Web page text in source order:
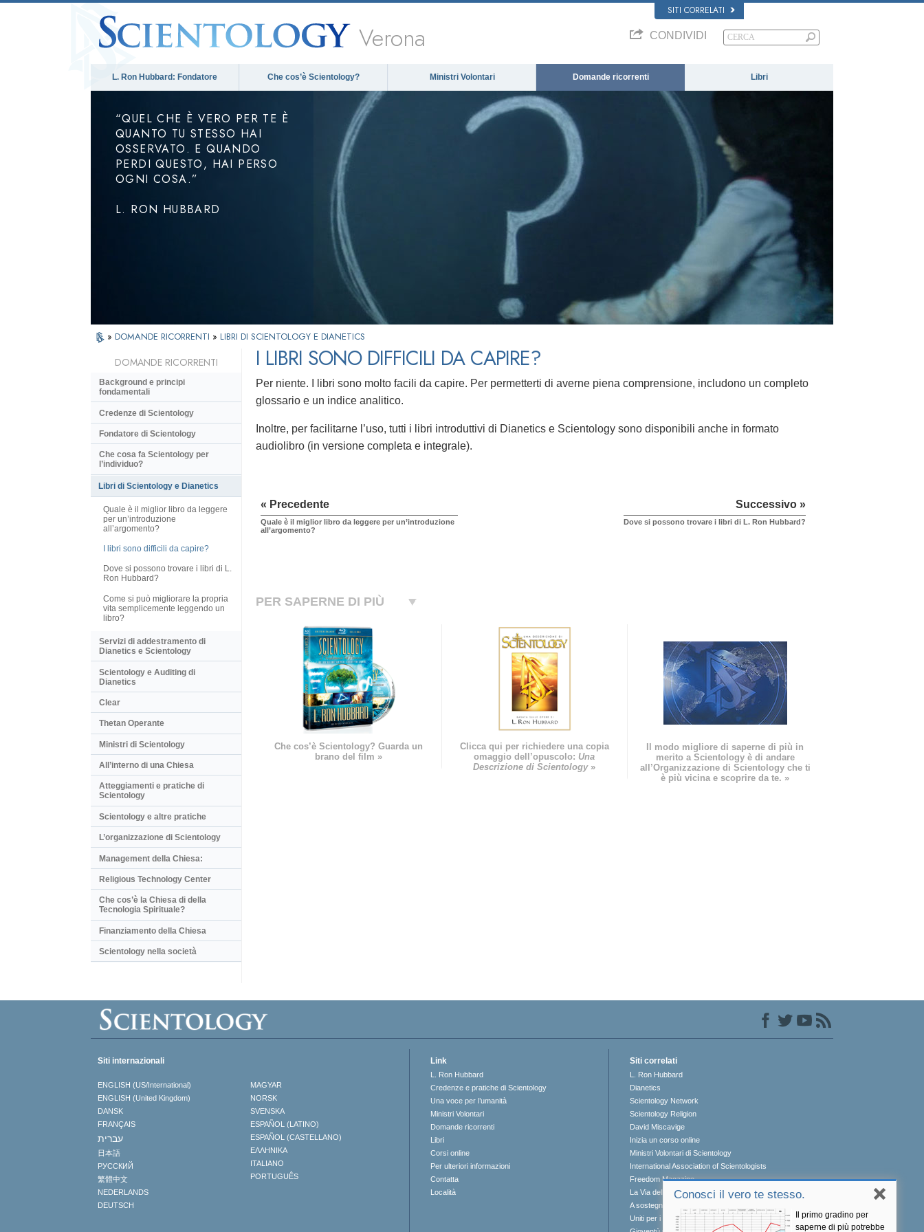
SITI CORRELATI
Verona CONDIVIDI
L. Ron Hubbard: Fondatore Che cos’è Scientology? Ministri Volontari Domande ricorrenti Libri
“QUEL CHE È VERO PER TE È
QUANTO TU STESSO HAI
OSSERVATO. E QUANDO
PERDI QUESTO, HAI PERSO
OGNI COSA.”
L. RON HUBBARD
» DOMANDE RICORRENTI » LIBRI DI SCIENTOLOGY E DIANETICS
I LIBRI SONO DIFFICILI DA CAPIRE?
Per niente. I libri sono molto facili da capire. Per permetterti di averne piena comprensione, includono un completo
glossario e un indice analitico.
Inoltre, per facilitarne l’uso, tutti i libri introduttivi di Dianetics e Scientology sono disponibili anche in formato
audiolibro (in versione completa e integrale).
« Precedente
Quale è il miglior libro da leggere per un’introduzione
all’argomento?
Successivo »
Dove si possono trovare i libri di L. Ron Hubbard?
PER SAPERNE DI PIÙ
Che cos’è Scientology? Guarda un
brano del film »
Clicca qui per richiedere una copia
omaggio dell’opuscolo: Una
Descrizione di Scientology»
Il modo migliore di saperne di più in
merito a Scientology è di andare
all’Organizzazione di Scientology che ti
è più vicina e scoprire da te. »
DOMANDE RICORRENTI
Background e principi
fondamentali
Credenze di Scientology
Fondatore di Scientology
Che cosa fa Scientology per
l’individuo?
Libri di Scientology e Dianetics
Quale è il miglior libro da leggere
per un’introduzione
all’argomento?
I libri sono difficili da capire?
Dove si possono trovare i libri di L.
Ron Hubbard?
Come si può migliorare la propria
vita semplicemente leggendo un
libro?
Servizi di addestramento di
Dianetics e Scientology
Scientology e Auditing di
Dianetics
Clear
Thetan Operante
Ministri di Scientology
All’interno di una Chiesa
Atteggiamenti e pratiche di
Scientology
Scientology e altre pratiche
L’organizzazione di Scientology
Management della Chiesa:
Religious Technology Center
Che cos’è la Chiesa di della
Tecnologia Spirituale?
Finanziamento della Chiesa
Scientology nella società
Conosci il vero te stesso.
Il primo gradino per
saperne di più potrebbe
Siti internazionali
ENGLISH (US/International)
ENGLISH (United Kingdom)
DANSK
FRANÇAIS
עברית
日本語
РУССКИЙ
繁體中文
NEDERLANDS
DEUTSCH
MAGYAR
NORSK
SVENSKA
ESPAÑOL (LATINO)
ESPAÑOL (CASTELLANO)
ΕΛΛΗΝΙΚA
ITALIANO
PORTUGUÊS
Link
L. Ron Hubbard
Credenze e pratiche di Scientology
Una voce per l’umanità
Ministri Volontari
Domande ricorrenti
Libri
Corsi online
Per ulteriori informazioni
Contatta
Località
Siti correlati
L. Ron Hubbard
Dianetics
Scientology Network
Scientology Religion
David Miscavige
Inizia un corso online
Ministri Volontari di Scientology
International Association of Scientologists
Freedom Magazine
La Via della Felicità
A sostegno di un mondo libero dalla droga
Uniti per i Diritti Umani